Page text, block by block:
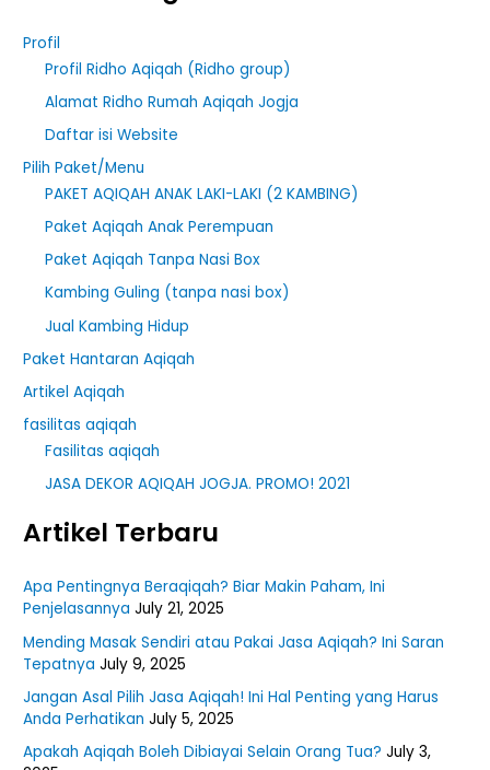
c
r
Profil
Profil Ridho Aqiqah (Ridho group)
Alamat Ridho Rumah Aqiqah Jogja
Daftar isi Website
Pilih Paket/Menu
PAKET AQIQAH ANAK LAKI-LAKI (2 KAMBING)
Paket Aqiqah Anak Perempuan
Paket Aqiqah Tanpa Nasi Box
Kambing Guling (tanpa nasi box)
Jual Kambing Hidup
Paket Hantaran Aqiqah
Artikel Aqiqah
fasilitas aqiqah
Fasilitas aqiqah
JASA DEKOR AQIQAH JOGJA. PROMO! 2021
Artikel Terbaru
Apa Pentingnya Beraqiqah? Biar Makin Paham, Ini
Penjelasannya July 21, 2025
Mending Masak Sendiri atau Pakai Jasa Aqiqah? Ini Saran
Tepatnya July 9, 2025
Jangan Asal Pilih Jasa Aqiqah! Ini Hal Penting yang Harus
Anda Perhatikan July 5, 2025
Apakah Aqiqah Boleh Dibiayai Selain Orang Tua? July 3,